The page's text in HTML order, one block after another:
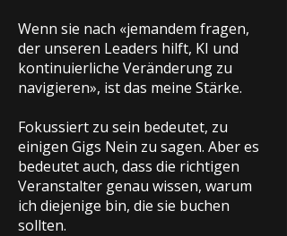
Wenn sie nach «jemandem fragen,
der unseren Leaders hilft, KI und
kontinuierliche Veränderung zu
navigieren», ist das meine Stärke.
Fokussiert zu sein bedeutet, zu
einigen Gigs Nein zu sagen. Aber es
bedeutet auch, dass die richtigen
Veranstalter genau wissen, warum
ich diejenige bin, die sie buchen
sollten.